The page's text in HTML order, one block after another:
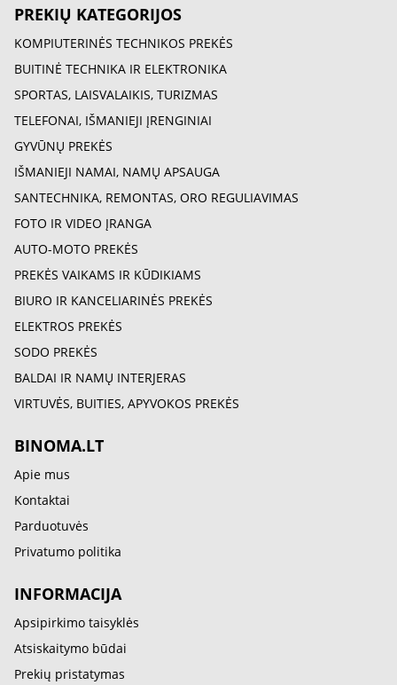
PREKIŲ KATEGORIJOS
KOMPIUTERINĖS TECHNIKOS PREKĖS
BUITINĖ TECHNIKA IR ELEKTRONIKA
SPORTAS, LAISVALAIKIS, TURIZMAS
TELEFONAI, IŠMANIEJI ĮRENGINIAI
GYVŪNŲ PREKĖS
IŠMANIEJI NAMAI, NAMŲ APSAUGA
SANTECHNIKA, REMONTAS, ORO REGULIAVIMAS
FOTO IR VIDEO ĮRANGA
AUTO-MOTO PREKĖS
PREKĖS VAIKAMS IR KŪDIKIAMS
BIURO IR KANCELIARINĖS PREKĖS
ELEKTROS PREKĖS
SODO PREKĖS
BALDAI IR NAMŲ INTERJERAS
VIRTUVĖS, BUITIES, APYVOKOS PREKĖS
BINOMA.LT
Apie mus
Kontaktai
Parduotuvės
Privatumo politika
INFORMACIJA
Apsipirkimo taisyklės
Atsiskaitymo būdai
Prekių pristatymas